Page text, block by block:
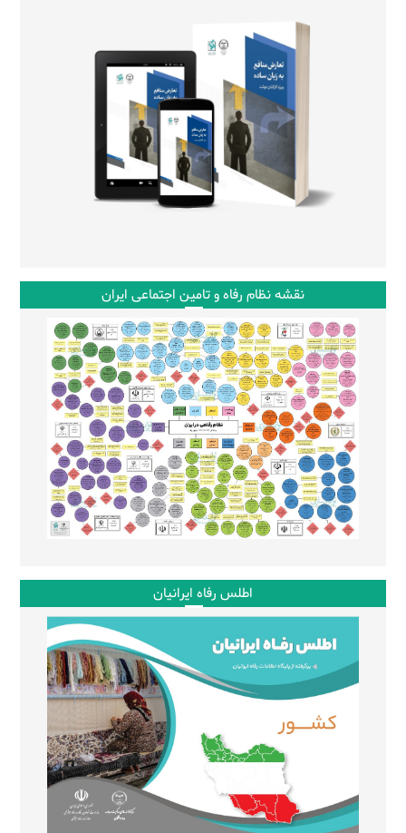
نقشه نظام رفاه و تامین اجتماعی ایران
اطلس رفاه ایرانیان